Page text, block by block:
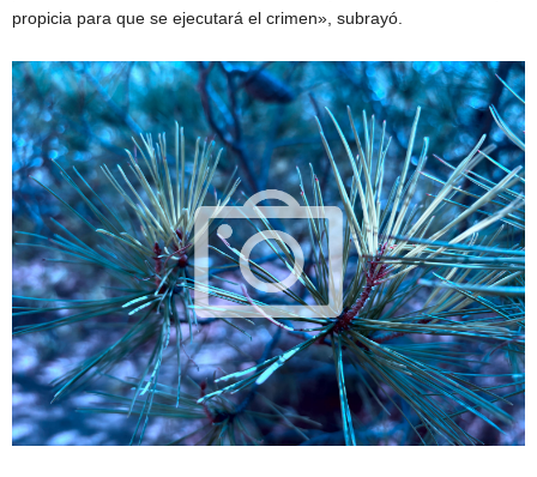
propicia para que se ejecutará el crimen», subrayó.